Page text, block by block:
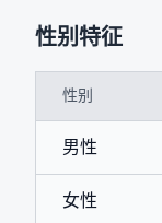
性别特征
性别
男性
女性